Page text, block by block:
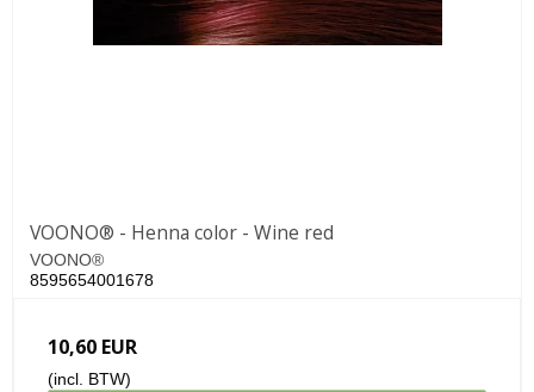
VOONO® - Henna color - Wine red
VOONO®
8595654001678
10,60 EUR
(incl. BTW)